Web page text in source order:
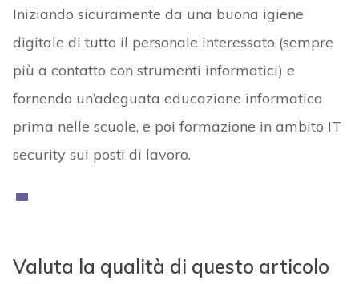
Iniziando sicuramente da una buona igiene
digitale di tutto il personale interessato (sempre
più a contatto con strumenti informatici) e
fornendo un’adeguata educazione informatica
prima nelle scuole, e poi formazione in ambito IT
security sui posti di lavoro.
Valuta la qualità di questo articolo